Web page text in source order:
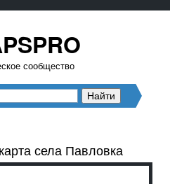
сообщество
села Павловка